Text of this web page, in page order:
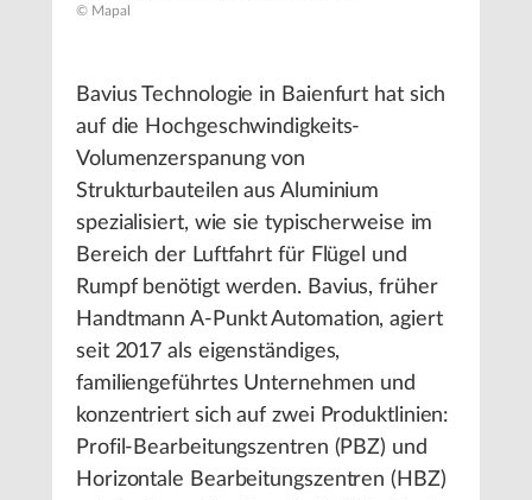
© Mapal
Bavius Technologie in Baienfurt hat sich
auf die Hochgeschwindigkeits-
Volumenzerspanung von
Strukturbauteilen aus Aluminium
spezialisiert, wie sie typischerweise im
Bereich der Luftfahrt für Flügel und
Rumpf benötigt werden. Bavius, früher
Handtmann A-Punkt Automation, agiert
seit 2017 als eigenständiges,
familiengeführtes Unternehmen und
konzentriert sich auf zwei Produktlinien:
Profil-Bearbeitungszentren (PBZ) und
Horizontale Bearbeitungszentren (HBZ)